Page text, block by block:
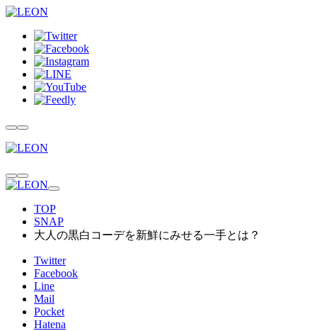
TOP
SNAP
大人の黒白コーデを新鮮にみせる一手とは？
Twitter
Facebook
Line
Mail
Pocket
Hatena